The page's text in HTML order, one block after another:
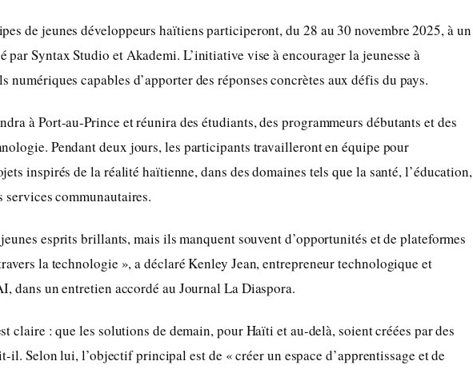
de jeunes développeurs haïtiens participeront, du 28 au 30 novembre 2025, à un
par Syntax Studio et Akademi. L’initiative vise à encourager la jeunesse à
numériques capables d’apporter des réponses concrètes aux défis du pays.
à Port-au-Prince et réunira des étudiants, des programmeurs débutants et des
Pendant deux jours, les participants travailleront en équipe pour
inspirés de la réalité haïtienne, dans des domaines tels que la santé, l’éducation,
communautaires.
esprits brillants, mais ils manquent souvent d’opportunités et de plateformes
la technologie », a déclaré Kenley Jean, entrepreneur technologique et
dans un entretien accordé au Journal La Diaspora.
claire : que les solutions de demain, pour Haïti et au-delà, soient créées par des
il. Selon lui, l’objectif principal est de « créer un espace d’apprentissage et de